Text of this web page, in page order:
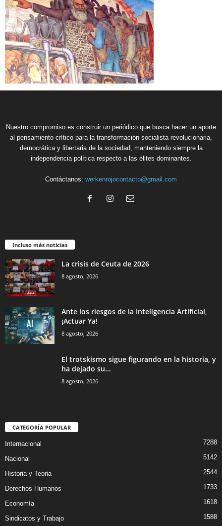
Nuestro compromiso es construir un periódico que busca hacer un aporte
al pensamiento crítico para la transformación socialista revolucionaria,
democrática y libertaria de la sociedad, manteniendo siempre la
independencia política respecto a las élites dominantes.
Contáctanos: werkenrojocontacto@gmail.com
Incluso más noticias
La crisis de Ceuta de 2026
8 agosto, 2026
Ante los riesgos de la Inteligencia Artificial,
¡Actuar Ya!
8 agosto, 2026
El trotskismo sigue figurando en la historia, y
ha dejado su...
8 agosto, 2026
CATEGORÍA POPULAR
Internacional 7288
Nacional 5142
Historia y Teoria 2544
Derechos Humanos 1733
Economía 1618
Sindicatos y Trabajo 1588